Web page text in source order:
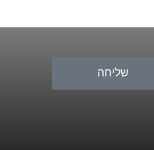
שליחה